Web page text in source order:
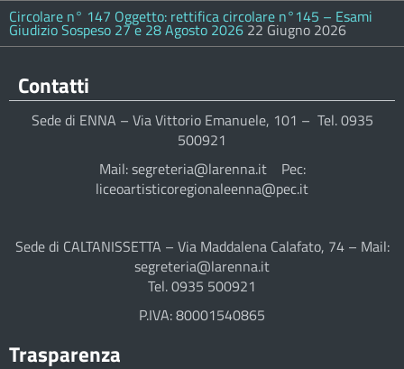
Circolare n° 147 Oggetto: rettifica circolare n°145 – Esami
Giudizio Sospeso 27 e 28 Agosto 2026 22 Giugno 2026
Contatti
Sede di ENNA – Via Vittorio Emanuele, 101 – Tel. 0935
500921
Mail: segreteria@larenna.it Pec:
liceoartisticoregionaleenna@pec.it
Sede di CALTANISSETTA – Via Maddalena Calafato, 74 – Mail:
segreteria@larenna.it
Tel. 0935 500921
P.IVA: 80001540865
Trasparenza